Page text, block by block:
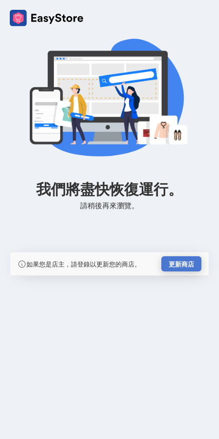
我們將盡快恢復運行。
請稍後再來瀏覽。
如果您是店主，請登錄以更新您的商店。 更新商店